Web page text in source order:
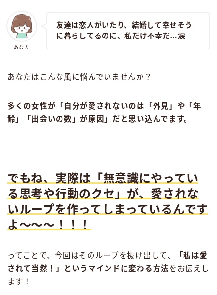
あなた
友達は恋人がいたり、結婚して幸せそう
に暮らしてるのに、私だけ不幸だ…涙
あなたはこんな風に悩んでいませんか？
多くの女性が「自分が愛されないのは「外見」や「年
齢」「出会いの数」が原因」だと思い込んでます。
でもね、実際は 「無意識にやってい
る思考や行動のクセ」 が、愛されな
いループを作ってしまっているんです
よ〜〜〜！！！
ってことで、今回はそのループを抜け出して、
「私は愛
されて当然！」というマインドに変わる方法をお伝えし
ます！